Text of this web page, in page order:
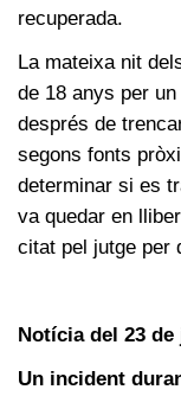
recuperada.
La mateixa nit
de 18 anys per un
després de
segons fonts
determinar si es
va quedar en
citat pel jutge per
Notícia del 23 de
Un incident